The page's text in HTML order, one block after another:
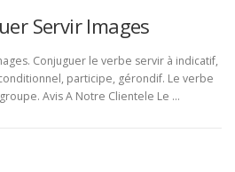
Servir Images
Conjuguer le verbe servir à indicatif,
participe, gérondif. Le verbe
Avis A Notre Clientele Le …